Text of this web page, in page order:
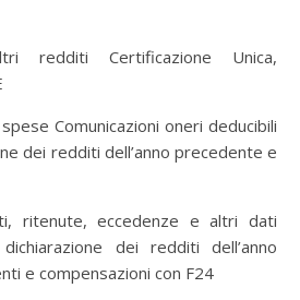
redditi Certificazione Unica,
Comunicazioni oneri deducibili
dei redditi dell’anno precedente e
ritenute, eccedenze e altri dati
dei redditi dell’anno
e compensazioni con F24